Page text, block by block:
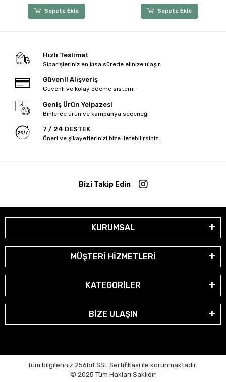
Sepete Ekle Sepete Ekle
Hızlı Teslimat
Siparişleriniz en kısa sürede elinize ulaşır.
Güvenli Alışveriş
Güvenli ve kolay ödeme sistemi
Geniş Ürün Yelpazesi
Binlerce ürün ve kampanya seçeneği
7 / 24 DESTEK
Öneri ve şikayetlerinizi bize iletebilirsiniz.
Bizi Takip Edin
KURUMSAL
MÜŞTERİ HİZMETLERİ
KATEGORİLER
BİZE ULAŞIN
Tüm bilgileriniz 256bit SSL Sertifikası ile korunmaktadır.
© 2025 Tüm Hakları Saklıdır